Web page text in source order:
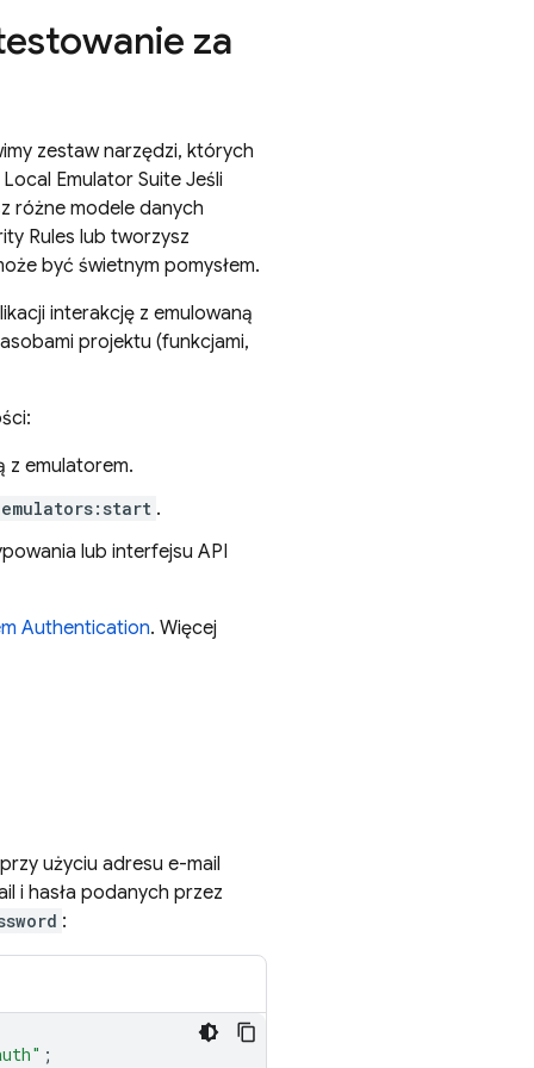
za
zestaw narzędzi, których
Emulator SuiteJeśli
różne modele danych
Rules lub tworzysz
być świetnym pomysłem.
interakcję z emulowaną
projektu (funkcjami,
z emulatorem.
.
lub interfejsu API
Authentication. Więcej
użyciu adresu e-mail
i hasła podanych przez
:
;